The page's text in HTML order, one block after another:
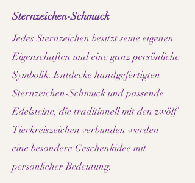
Sternzeichen-Schmuck
Jedes Sternzeichen besitzt seine eigenen
Eigenschaften und eine ganz persönliche
Symbolik. Entdecke handgefertigten
Sternzeichen-Schmuck und passende
Edelsteine, die traditionell mit den zwölf
Tierkreiszeichen verbunden werden –
eine besondere Geschenkidee mit
persönlicher Bedeutung.